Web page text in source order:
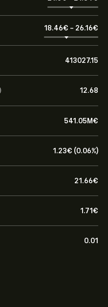
18.46‎€‎ - 26.16‎€‎
413027.15
12.68
541.05M‎€‎
1.23‎€‎ (0.06%)
21.66‎€‎
1.71‎€‎
0.01